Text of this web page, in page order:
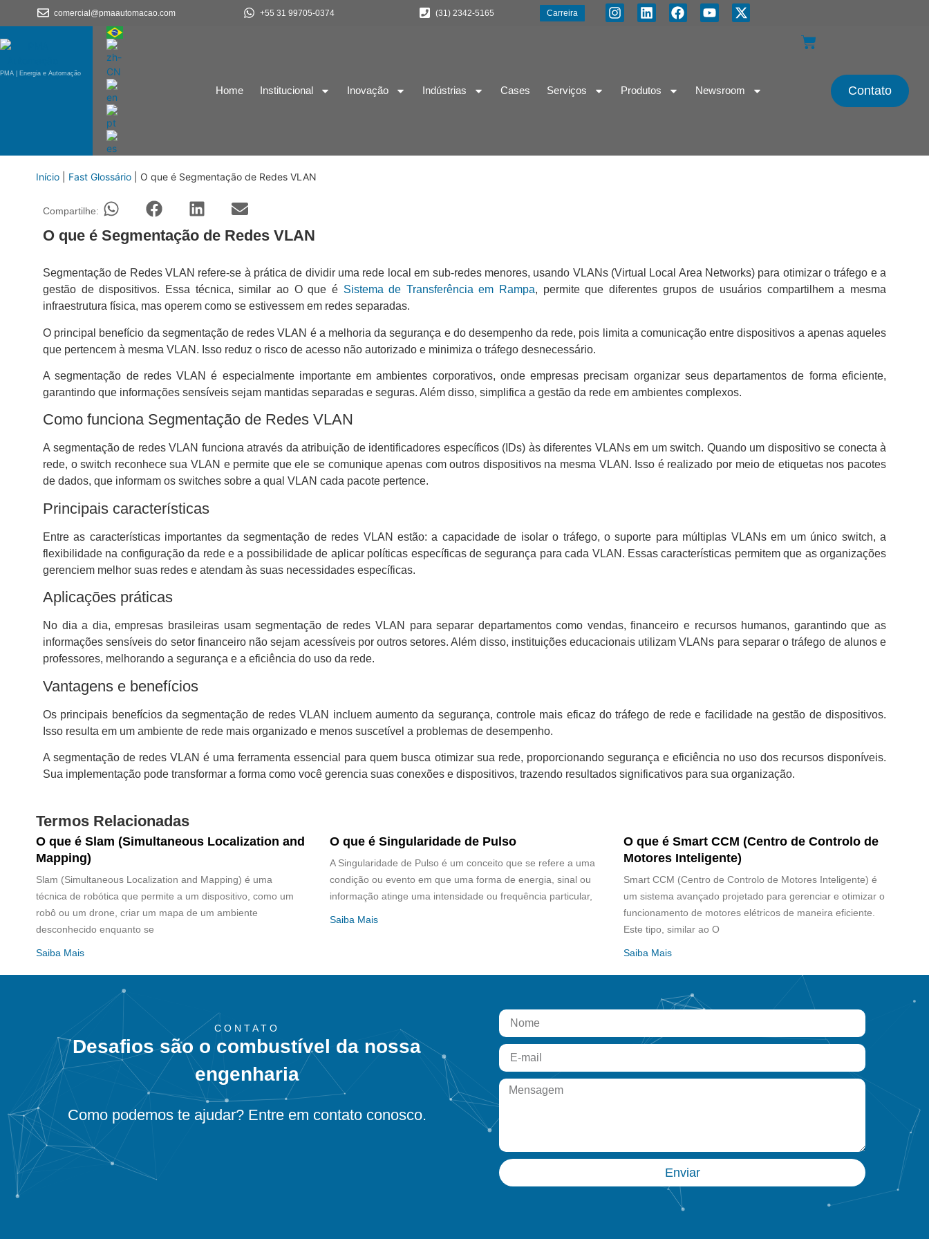
comercial@pmaautomacao.com +55 31 99705-0374 (31) 2342-5165 Carreira
PMA | Energia e Automação
Home Institucional Inovação Indústrias Cases Serviços Produtos Newsroom Contato
Início Fast Glossário O que é Segmentação de Redes VLAN
Compartilhe:
O que é Segmentação de Redes VLAN
Segmentação de Redes VLAN refere-se à prática de dividir uma rede local em sub-redes menores, usando VLANs (Virtual Local Area Networks) para otimizar o tráfego e a
gestão de dispositivos. Essa técnica, similar ao O que é Sistema de Transferência em Rampa, permite que diferentes grupos de usuários compartilhem a mesma
infraestrutura física, mas operem como se estivessem em redes separadas.
O principal benefício da segmentação de redes VLAN é a melhoria da segurança e do desempenho da rede, pois limita a comunicação entre dispositivos a apenas aqueles
que pertencem à mesma VLAN. Isso reduz o risco de acesso não autorizado e minimiza o tráfego desnecessário.
A segmentação de redes VLAN é especialmente importante em ambientes corporativos, onde empresas precisam organizar seus departamentos de forma eficiente,
garantindo que informações sensíveis sejam mantidas separadas e seguras. Além disso, simplifica a gestão da rede em ambientes complexos.
Como funciona Segmentação de Redes VLAN
A segmentação de redes VLAN funciona através da atribuição de identificadores específicos (IDs) às diferentes VLANs em um switch. Quando um dispositivo se conecta à
rede, o switch reconhece sua VLAN e permite que ele se comunique apenas com outros dispositivos na mesma VLAN. Isso é realizado por meio de etiquetas nos pacotes
de dados, que informam os switches sobre a qual VLAN cada pacote pertence.
Principais características
Entre as características importantes da segmentação de redes VLAN estão: a capacidade de isolar o tráfego, o suporte para múltiplas VLANs em um único switch, a
flexibilidade na configuração da rede e a possibilidade de aplicar políticas específicas de segurança para cada VLAN. Essas características permitem que as organizações
gerenciem melhor suas redes e atendam às suas necessidades específicas.
Aplicações práticas
No dia a dia, empresas brasileiras usam segmentação de redes VLAN para separar departamentos como vendas, financeiro e recursos humanos, garantindo que as
informações sensíveis do setor financeiro não sejam acessíveis por outros setores. Além disso, instituições educacionais utilizam VLANs para separar o tráfego de alunos e
professores, melhorando a segurança e a eficiência do uso da rede.
Vantagens e benefícios
Os principais benefícios da segmentação de redes VLAN incluem aumento da segurança, controle mais eficaz do tráfego de rede e facilidade na gestão de dispositivos.
Isso resulta em um ambiente de rede mais organizado e menos suscetível a problemas de desempenho.
A segmentação de redes VLAN é uma ferramenta essencial para quem busca otimizar sua rede, proporcionando segurança e eficiência no uso dos recursos disponíveis.
Sua implementação pode transformar a forma como você gerencia suas conexões e dispositivos, trazendo resultados significativos para sua organização.
Termos Relacionadas
O que é Slam (Simultaneous Localization and
Mapping)
Slam (Simultaneous Localization and Mapping) é uma
técnica de robótica que permite a um dispositivo, como um
robô ou um drone, criar um mapa de um ambiente
desconhecido enquanto se
Saiba Mais
O que é Singularidade de Pulso
A Singularidade de Pulso é um conceito que se refere a uma
condição ou evento em que uma forma de energia, sinal ou
informação atinge uma intensidade ou frequência particular,
Saiba Mais
O que é Smart CCM (Centro de Controlo de
Motores Inteligente)
Smart CCM (Centro de Controlo de Motores Inteligente) é
um sistema avançado projetado para gerenciar e otimizar o
funcionamento de motores elétricos de maneira eficiente.
Este tipo, similar ao O
Saiba Mais
CONTATO
Desafios são o combustível da nossa
engenharia
Como podemos te ajudar? Entre em contato conosco.
Enviar